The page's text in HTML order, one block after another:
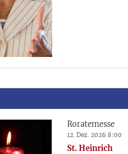
Roratemesse
12. Dez. 2026 8:00
St. Heinrich